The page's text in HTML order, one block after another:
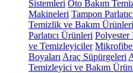
Sistemleri Oto Bakım
Makineleri Tampon
Temizlik ve Bakım Ürünleri
Parlatıcı Ürünleri Polyester
ve Temizleyiciler
Boyaları Araç Süpürgeleri
Temizleyici ve Bakım